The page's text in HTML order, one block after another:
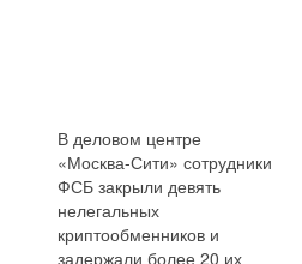
В деловом центре
«Москва-Сити» сотрудники
ФСБ закрыли девять
нелегальных
криптообменников и
задержали более 20 их